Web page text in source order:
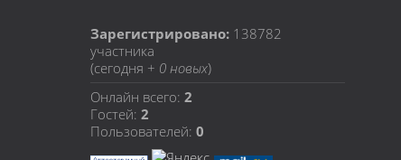
Зарегистрировано: 138782
участника
(сегодня + 0 новых)
Онлайн всего: 2
Гостей: 2
Пользователей: 0